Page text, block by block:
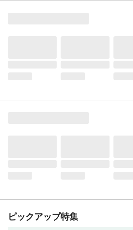
ピックアップ特集